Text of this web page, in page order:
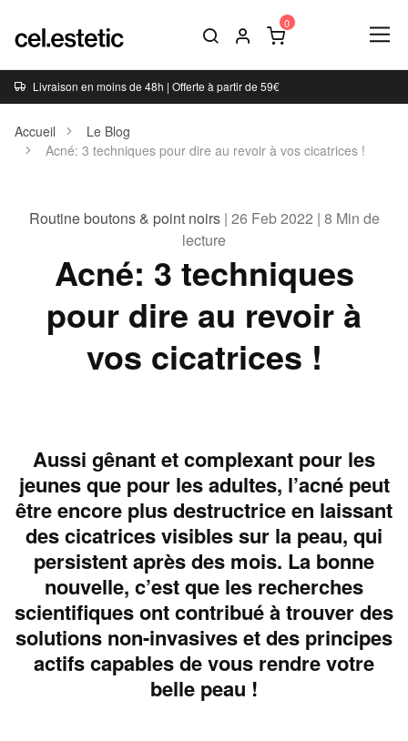
Livraison en moins de 48h | Offerte à partir de 59€
Accueil
Le Blog
Acné: 3 techniques pour dire au revoir à vos cicatrices !
Routine boutons & point noirs| 26 Feb 2022 | 8 Min de
lecture
Acné: 3 techniques
pour dire au revoir à
vos cicatrices !
Aussi gênant et complexant pour les
jeunes que pour les adultes, l’acné peut
être encore plus destructrice en laissant
des cicatrices visibles sur la peau, qui
persistent après des mois. La bonne
nouvelle, c’est que les recherches
scientifiques ont contribué à trouver des
solutions non-invasives et des principes
actifs capables de vous rendre votre
belle peau !